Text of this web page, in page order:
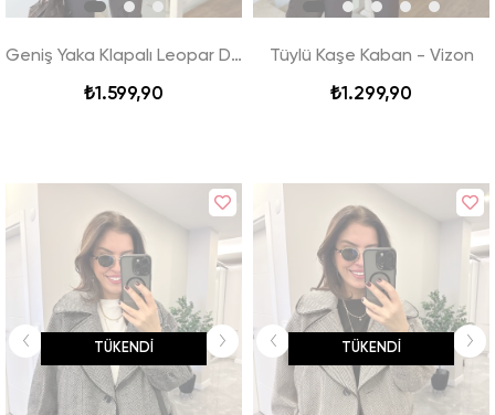
Geniş Yaka Klapalı Leopar Dolgun Kürk Kaban
₺1.599,90
Tüylü Kaşe Kaban - Vizon
₺1.299,90
TÜKENDI TÜKENDI